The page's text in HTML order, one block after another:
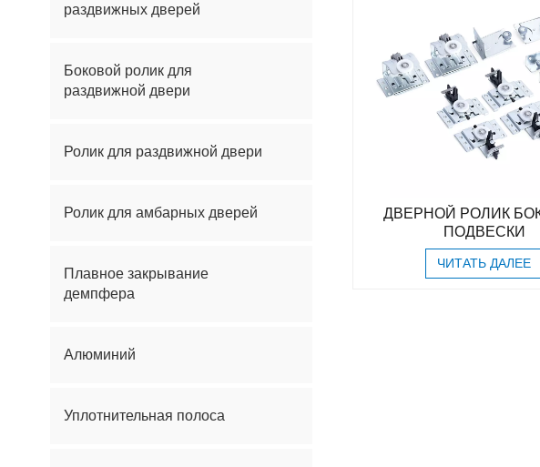
раздвижных дверей
Боковой ролик для
раздвижной двери
Ролик для раздвижной двери
Ролик для амбарных дверей
Плавное закрывание
демпфера
Алюминий
Уплотнительная полоса
ДВЕРНОЙ РОЛИК
ПОДВЕСКИ
ЧИТАТЬ ДАЛЕЕ